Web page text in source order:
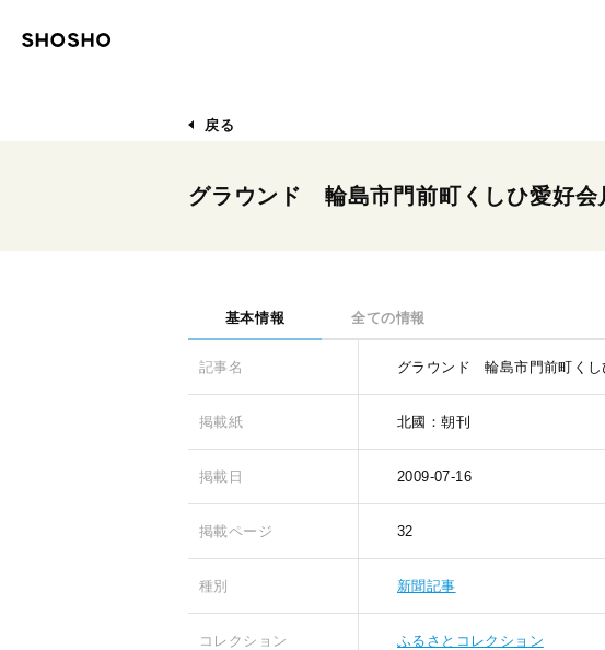
戻る
グラウンド 輪島市門前町くしひ愛好会
基本情報 全ての情報
記事名 グラウンド 輪島市門前町くし
掲載紙 北國：朝刊
掲載日 2009-07-16
掲載ページ 32
種別 新聞記事
コレクション ふるさとコレクション